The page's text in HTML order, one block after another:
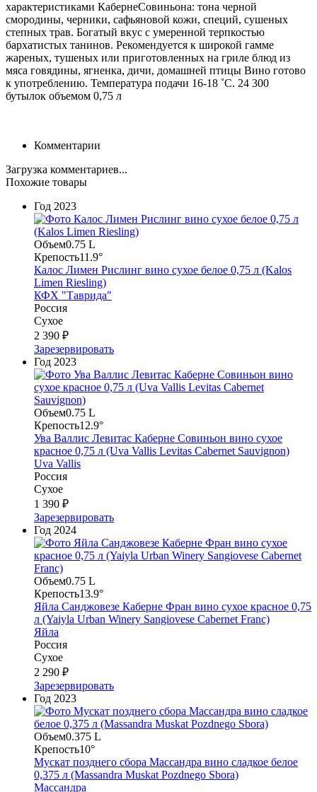
характеристиками Каберне­Совиньона: тона черной
смородины, черники, сафьяновой кожи, специй, сушеных
степных трав. Богатый вкус с умеренной терпкостью
бархатистых танинов. Рекомендуется к широкой гамме
жареных, тушеных или приготовленных на гриле блюд из
мяса говядины, ягненка, дичи, домашней птицы Вино готово
к употреблению. Температура подачи 16-18 ˚C. 24 300
бутылок объемом 0,75 л
Комментарии
Загрузка комментариев...
Похожие товары
Год 2023
Объем0.75 L
Крепость11.9°
Калос Лимен Рислинг вино сухое белое 0,75 л (Kalos
Limen Riesling)
КФХ "Таврида"
Россия
Сухое
2 390 ₽
Зарезервировать
Год 2023
Объем0.75 L
Крепость12.9°
Ува Валлис Левитас Каберне Совиньон вино сухое
красное 0,75 л (Uva Vallis Levitas Cabernet Sauvignon)
Uva Vallis
Россия
Сухое
1 390 ₽
Зарезервировать
Год 2024
Объем0.75 L
Крепость13.9°
Яйла Санджовезе Каберне Фран вино сухое красное 0,75
л (Yaiyla Urban Winery Sangiovese Cabernet Franc)
Яйла
Россия
Сухое
2 290 ₽
Зарезервировать
Год 2023
Объем0.375 L
Крепость10°
Мускат позднего сбора Массандра вино сладкое белое
0,375 л (Massandra Muskat Pozdnego Sbora)
Массандра